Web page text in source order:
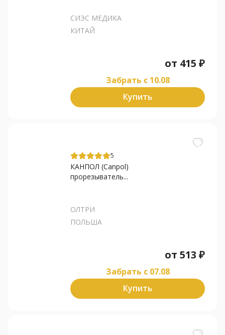
СИЭС МЕДИКА
КИТАЙ
от 415 ₽
Забрать c 10.08
Купить
5
КАНПОЛ (Canpol)
прорезыватель...
ОЛТРИ
ПОЛЬША
от 513 ₽
Забрать c 07.08
Купить